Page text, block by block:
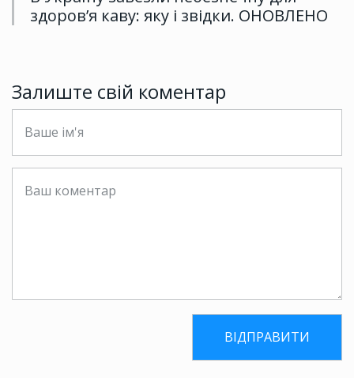
здоров’я каву: яку і звідки. ОНОВЛЕНО
Залиште свій коментар